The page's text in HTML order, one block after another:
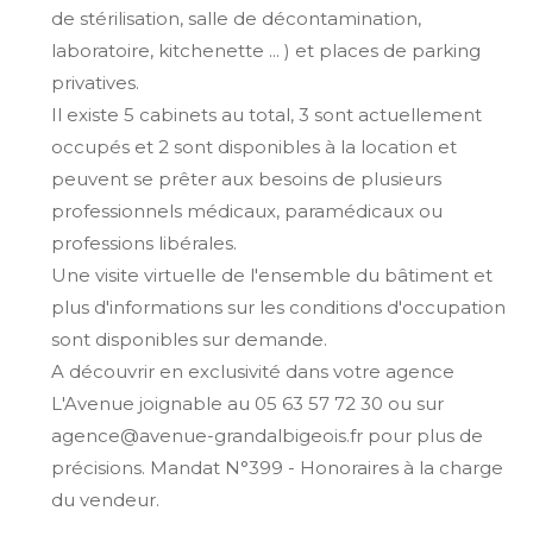
de stérilisation, salle de décontamination,
laboratoire, kitchenette ... ) et places de parking
privatives.
Il existe 5 cabinets au total, 3 sont actuellement
occupés et 2 sont disponibles à la location et
peuvent se prêter aux besoins de plusieurs
professionnels médicaux, paramédicaux ou
professions libérales.
Une visite virtuelle de l'ensemble du bâtiment et
plus d'informations sur les conditions d'occupation
sont disponibles sur demande.
A découvrir en exclusivité dans votre agence
L'Avenue joignable au 05 63 57 72 30 ou sur
agence@avenue-grandalbigeois.fr pour plus de
précisions. Mandat N°399 - Honoraires à la charge
du vendeur.